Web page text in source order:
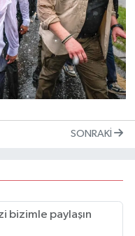
SONRAKI